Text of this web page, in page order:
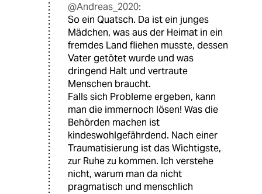
@Andreas_2020:
So ein Quatsch. Da ist ein junges
Mädchen, was aus der Heimat in ein
fremdes Land fliehen musste, dessen
Vater getötet wurde und was
dringend Halt und vertraute
Menschen braucht.
Falls sich Probleme ergeben, kann
man die immernoch lösen! Was die
Behörden machen ist
kindeswohlgefährdend. Nach einer
Traumatisierung ist das Wichtigste,
zur Ruhe zu kommen. Ich verstehe
nicht, warum man da nicht
pragmatisch und menschlich